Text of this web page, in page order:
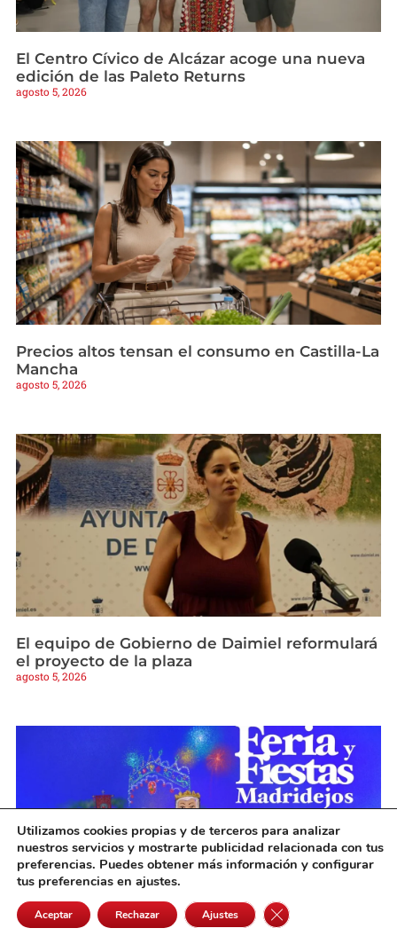
El Centro Cívico de Alcázar acoge una nueva
edición de las Paleto Returns
agosto 5, 2026
Precios altos tensan el consumo en Castilla-La
Mancha
agosto 5, 2026
El equipo de Gobierno de Daimiel reformulará
el proyecto de la plaza
agosto 5, 2026
Utilizamos cookies propias y de terceros para analizar
nuestros servicios y mostrarte publicidad relacionada con tus
preferencias. Puedes obtener más información y configurar
tus preferencias en ajustes.
Aceptar Rechazar Ajustes Cerrar el banner de